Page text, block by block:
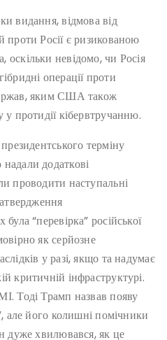
видання, відмова від
проти Росії є ризикованою
невідомо, чи Росія
операції проти
яким США також
протидії кібервтручанню.
терміну
додаткові
проводити наступальні
“перевірка” російської
як серйозне
у разі, якщо та надумає
критичній інфраструктурі.
Тоді Трамп назвав появу
але його колишні помічники
дуже хвилювався, як це